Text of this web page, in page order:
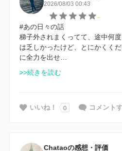
2026/08/03 00:43
-
#あの日々の話
梯子外されまくってて、途中何
は乏しかったけど、とにかくく
に全力を出せ…
>>続きを読む
いいね！ 0 コメント
Chataoの感想・評価